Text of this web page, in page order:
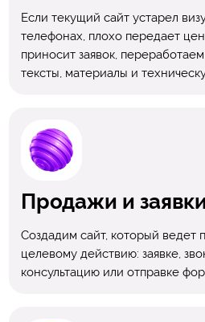
Если текущий сайт устарел
телефонах, плохо передает
приносит заявок, переработаем
тексты, материалы и
Продажи и
Создадим сайт, который ведет
целевому действию: заявке,
консультацию или отправке